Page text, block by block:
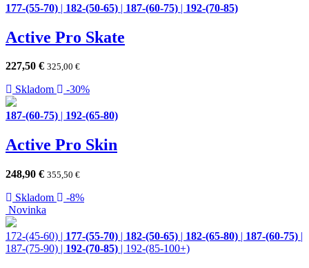
177-(55-70) | 182-(50-65) | 187-(60-75) | 192-(70-85)
Active Pro Skate
227,50 € 325,00 €
Skladom -30%
187-(60-75) 192-(65-80)
Active Pro Skin
248,90 € 355,50 €
Skladom
-8%
Novinka
172-(45-60) | 177-(55-70) | 182-(50-65) | 182-(65-80) | 187-(60-75) |
187-(75-90) | 192-(70-85) | 192-(85-100+)